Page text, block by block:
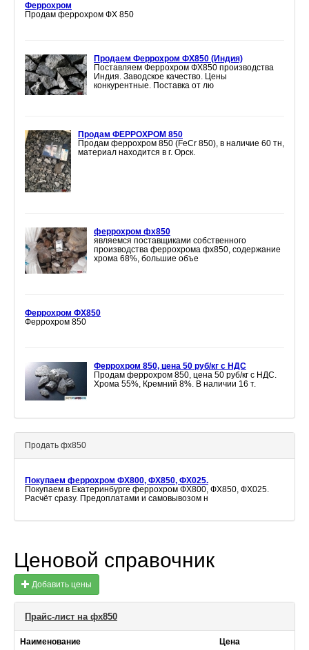
Феррохром
Продам феррохром ФХ 850
Продаем Феррохром ФХ850 (Индия)
Поставляем Феррохром ФХ850 производства
Индия. Заводское качество. Цены
конкурентные. Поставка от лю
Продам ФЕРРОХРОМ 850
Продам феррохром 850 (FeCr 850), в наличие 60 тн,
материал находится в г. Орск.
феррохром фх850
являемся поставщиками собственного
производства феррохрома фх850, содержание
хрома 68%, большие объе
Феррохром ФХ850
Феррохром 850
Феррохром 850, цена 50 руб/кг с НДС
Продам феррохром 850, цена 50 руб/кг с НДС.
Хрома 55%, Кремний 8%. В наличии 16 т.
Продать фх850
Покупаем феррохром ФХ800, ФХ850, ФХ025.
Покупаем в Екатеринбурге феррохром ФХ800, ФХ850, ФХ025.
Расчёт сразу. Предоплатами и самовывозом н
Ценовой справочник
Добавить цены
Прайс-лист на фх850
Наименование Цена